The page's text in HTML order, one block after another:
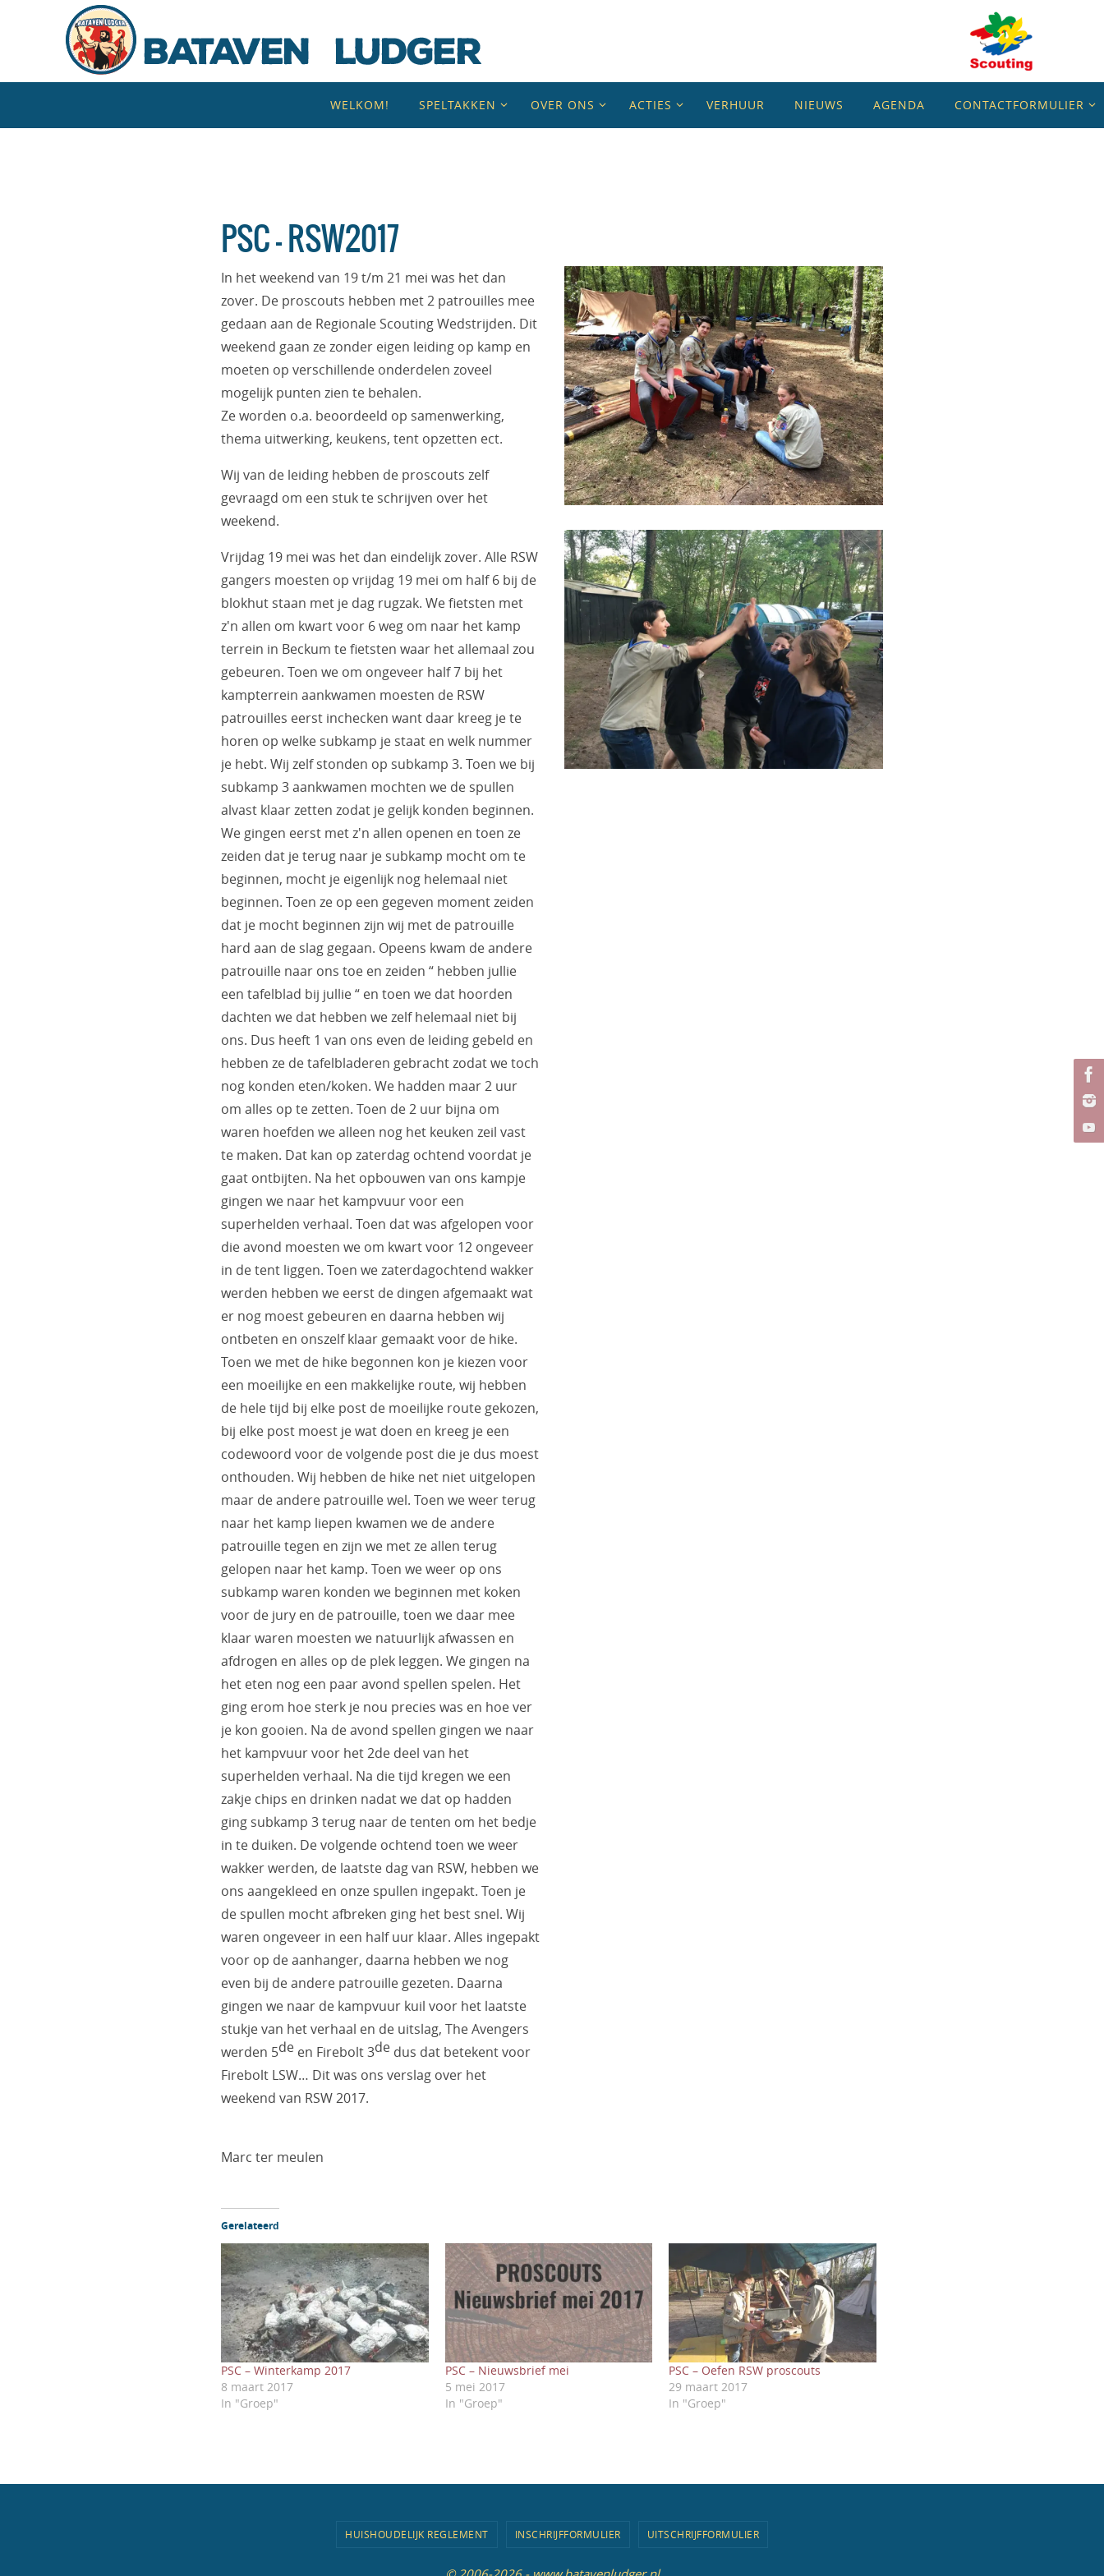
springen
inhoud
WELKOM! SPELTAKKEN OVER ONS ACTIES VERHUUR NIEUWS AGENDA CONTACTFORMULIER
PSC – RSW2017
In het weekend van 19 t/m 21 mei was het dan
zover. De proscouts hebben met 2 patrouilles mee
gedaan aan de Regionale Scouting Wedstrijden. Dit
weekend gaan ze zonder eigen leiding op kamp en
moeten op verschillende onderdelen zoveel
mogelijk punten zien te behalen.
Ze worden o.a. beoordeeld op samenwerking,
thema uitwerking, keukens, tent opzetten ect.
Wij van de leiding hebben de proscouts zelf
gevraagd om een stuk te schrijven over het
weekend.
Vrijdag 19 mei was het dan eindelijk zover. Alle RSW
gangers moesten op vrijdag 19 mei om half 6 bij de
blokhut staan met je dag rugzak. We fietsten met
z'n allen om kwart voor 6 weg om naar het kamp
terrein in Beckum te fietsten waar het allemaal zou
gebeuren. Toen we om ongeveer half 7 bij het
kampterrein aankwamen moesten de RSW
patrouilles eerst inchecken want daar kreeg je te
horen op welke subkamp je staat en welk nummer
je hebt. Wij zelf stonden op subkamp 3. Toen we bij
subkamp 3 aankwamen mochten we de spullen
alvast klaar zetten zodat je gelijk konden beginnen.
We gingen eerst met z'n allen openen en toen ze
zeiden dat je terug naar je subkamp mocht om te
beginnen, mocht je eigenlijk nog helemaal niet
beginnen. Toen ze op een gegeven moment zeiden
dat je mocht beginnen zijn wij met de patrouille
hard aan de slag gegaan. Opeens kwam de andere
patrouille naar ons toe en zeiden “ hebben jullie
een tafelblad bij jullie “ en toen we dat hoorden
dachten we dat hebben we zelf helemaal niet bij
ons. Dus heeft 1 van ons even de leiding gebeld en
hebben ze de tafelbladeren gebracht zodat we toch
nog konden eten/koken. We hadden maar 2 uur
om alles op te zetten. Toen de 2 uur bijna om
waren hoefden we alleen nog het keuken zeil vast
te maken. Dat kan op zaterdag ochtend voordat je
gaat ontbijten. Na het opbouwen van ons kampje
gingen we naar het kampvuur voor een
superhelden verhaal. Toen dat was afgelopen voor
die avond moesten we om kwart voor 12 ongeveer
in de tent liggen. Toen we zaterdagochtend wakker
werden hebben we eerst de dingen afgemaakt wat
er nog moest gebeuren en daarna hebben wij
ontbeten en onszelf klaar gemaakt voor de hike.
Toen we met de hike begonnen kon je kiezen voor
een moeilijke en een makkelijke route, wij hebben
de hele tijd bij elke post de moeilijke route gekozen,
bij elke post moest je wat doen en kreeg je een
codewoord voor de volgende post die je dus moest
onthouden. Wij hebben de hike net niet uitgelopen
maar de andere patrouille wel. Toen we weer terug
naar het kamp liepen kwamen we de andere
patrouille tegen en zijn we met ze allen terug
gelopen naar het kamp. Toen we weer op ons
subkamp waren konden we beginnen met koken
voor de jury en de patrouille, toen we daar mee
klaar waren moesten we natuurlijk afwassen en
afdrogen en alles op de plek leggen. We gingen na
het eten nog een paar avond spellen spelen. Het
ging erom hoe sterk je nou precies was en hoe ver
je kon gooien. Na de avond spellen gingen we naar
het kampvuur voor het 2de deel van het
superhelden verhaal. Na die tijd kregen we een
zakje chips en drinken nadat we dat op hadden
ging subkamp 3 terug naar de tenten om het bedje
in te duiken. De volgende ochtend toen we weer
wakker werden, de laatste dag van RSW, hebben we
ons aangekleed en onze spullen ingepakt. Toen je
de spullen mocht afbreken ging het best snel. Wij
waren ongeveer in een half uur klaar. Alles ingepakt
voor op de aanhanger, daarna hebben we nog
even bij de andere patrouille gezeten. Daarna
gingen we naar de kampvuur kuil voor het laatste
stukje van het verhaal en de uitslag, The Avengers
werden 5deen Firebolt 3dedus dat betekent voor
Firebolt LSW… Dit was ons verslag over het
weekend van RSW 2017.
Marc ter meulen
Gerelateerd
PSC – Winterkamp 2017
8 maart 2017
In "Groep"
PSC – Nieuwsbrief mei
5 mei 2017
In "Groep"
PSC – Oefen RSW proscouts
29 maart 2017
In "Groep"
HUISHOUDELIJK REGLEMENT INSCHRIJFFORMULIER UITSCHRIJFFORMULIER